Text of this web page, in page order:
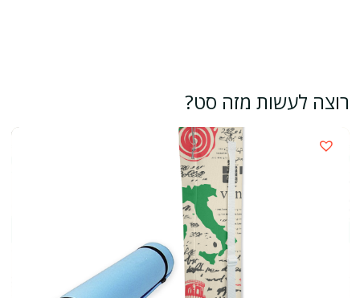
רוצה לעשות מזה סט?